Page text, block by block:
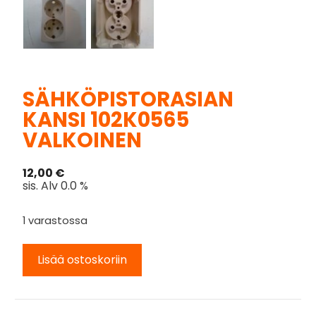
SÄHKÖPISTORASIAN
KANSI 102K0565
VALKOINEN
12,00 €
sis. Alv 0.0 %
1 varastossa
Lisää ostoskoriin